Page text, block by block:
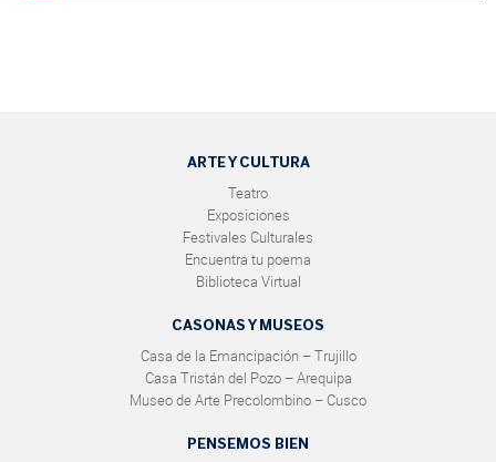
ARTE Y CULTURA
Teatro
Exposiciones
Festivales Culturales
Encuentra tu poema
Biblioteca Virtual
CASONAS Y MUSEOS
Casa de la Emancipación – Trujillo
Casa Tristán del Pozo – Arequipa
Museo de Arte Precolombino – Cusco
PENSEMOS BIEN